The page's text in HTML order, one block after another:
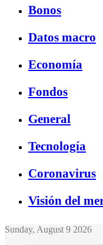
Bonos
Datos macro
Economía
Fondos
General
Tecnología
Coronavirus
Visión del
Sunday, August 9 2026